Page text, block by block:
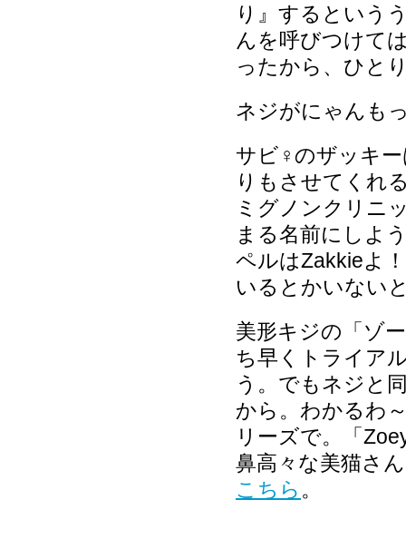
り』するという
んを呼びつけて
ったから、ひと
ネジがにゃんも
サビ♀のザッキ
りもさせてくれ
ミグノンクリニ
まる名前にしよ
ペルはZakkieよ
いるとかいない
美形キジの「ゾ
ち早くトライア
う。でもネジと
から。わかるわ
リーズで。「
鼻高々な美猫さ
こちら 。